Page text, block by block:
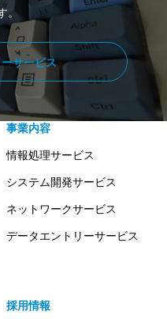
。
サービス
事業内容
情報処理サービス
システム開発サービス
ネットワークサービス
データエントリーサービス
採用情報